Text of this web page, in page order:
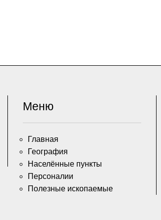
Меню
Главная
География
Населённые пункты
Персоналии
Полезные ископаемые